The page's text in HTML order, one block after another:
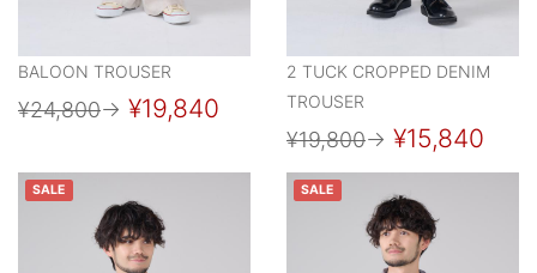
BALOON TROUSER
¥24,800→ ¥19,840
2 TUCK CROPPED DENIM
TROUSER
¥19,800→ ¥15,840
SALE SALE